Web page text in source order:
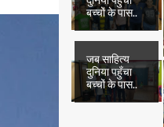
बच्चों के पास..
जब साहित्य
दुनिया पहुँचा
बच्चों के पास..